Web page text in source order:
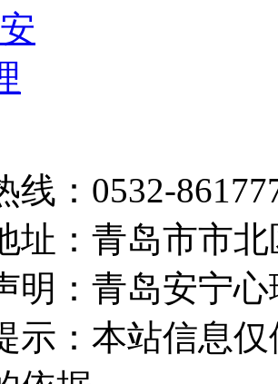
线：0532-
址：青岛市市
明：青岛安宁
示：本站信息